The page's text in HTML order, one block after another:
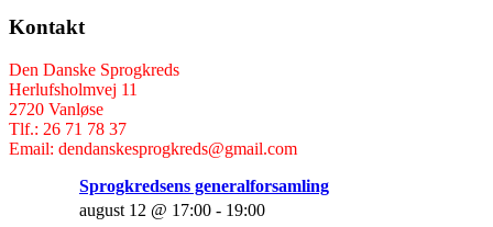
Kontakt
Den Danske Sprogkreds
Herlufsholmvej 11
2720 Vanløse
Tlf.: 26 71 78 37
Email: dendanskesprogkreds@gmail.com
Sprogkredsens generalforsamling
august 12 @ 17:00 - 19:00